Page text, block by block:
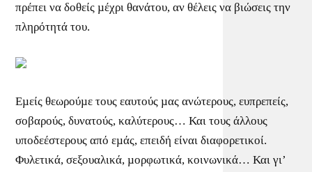
πρέπει να δοθείς µέχρι θανάτου, αν θέλεις να βιώσεις την
πληρότητά του.
Εµείς θεωρούµε τους εαυτούς µας ανώτερους, ευπρεπείς,
σοβαρούς, δυνατούς, καλύτερους… Και τους άλλους
υποδεέστερους από εµάς, επειδή είναι διαφορετικοί.
Φυλετικά, σεξουαλικά, µορφωτικά, κοινωνικά… Και γι’